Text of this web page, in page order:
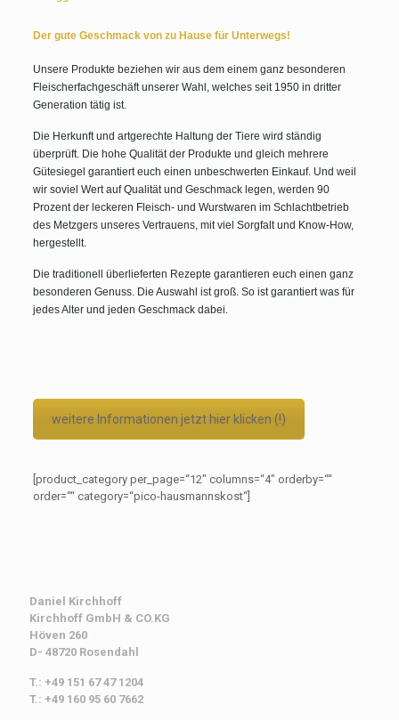
Der gute Geschmack von zu Hause für Unterwegs!
Unsere Produkte beziehen wir aus dem einem ganz besonderen
Fleischerfachgeschäft unserer Wahl, welches seit 1950 in dritter
Generation tätig ist.
Die Herkunft und artgerechte Haltung der Tiere wird ständig
überprüft. Die hohe Qualität der Produkte und gleich mehrere
Gütesiegel garantiert euch einen unbeschwerten Einkauf. Und weil
wir soviel Wert auf Qualität und Geschmack legen, werden 90
Prozent der leckeren Fleisch- und Wurstwaren im Schlachtbetrieb
des Metzgers unseres Vertrauens, mit viel Sorgfalt und Know-How,
hergestellt.
Die traditionell überlieferten Rezepte garantieren euch einen ganz
besonderen Genuss. Die Auswahl ist groß. So ist garantiert was für
jedes Alter und jeden Geschmack dabei.
weitere Informationen jetzt hier klicken (!)
[product_category per_page=“12″ columns=“4″ orderby=““
order=““ category=“pico-hausmannskost“]
Daniel Kirchhoff
Kirchhoff GmbH & CO.KG
Höven 260
D- 48720 Rosendahl
T.: +49 151 67 47 1204
T.: +49 160 95 60 7662